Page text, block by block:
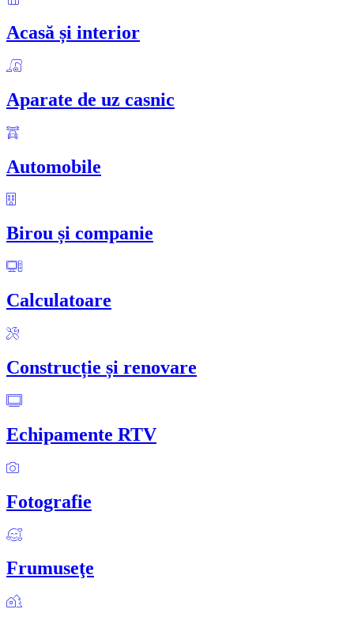
Acasă și interior
Aparate de uz casnic
Automobile
Birou și companie
Calculatoare
Construcție și renovare
Echipamente RTV
Fotografie
Frumuseţe